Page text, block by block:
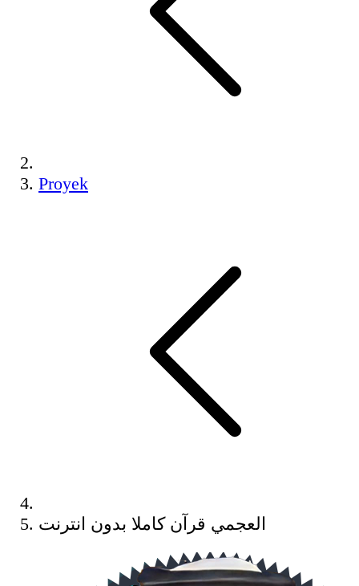
Proyek
العجمي قرآن كاملا بدون انترنت